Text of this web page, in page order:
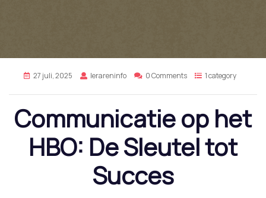
27 juli, 2025 lerareninfo 0 Comments 1 category
Communicatie op het
HBO: De Sleutel tot
Succes